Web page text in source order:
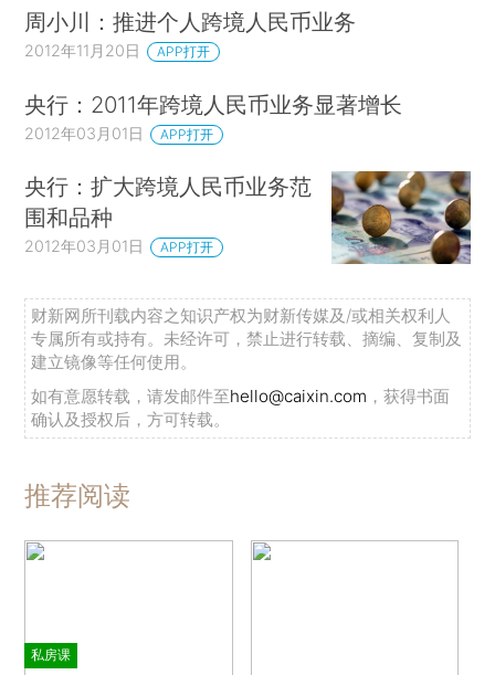
周小川：推进个人跨境人民币业务
2012年11月20日 APP打开
央行：2011年跨境人民币业务显著增长
2012年03月01日 APP打开
央行：扩大跨境人民币业务范
围和品种
2012年03月01日 APP打开
财新网所刊载内容之知识产权为财新传媒及/或相关权利人
专属所有或持有。未经许可，禁止进行转载、摘编、复制及
建立镜像等任何使用。
如有意愿转载，请发邮件至hello@caixin.com ，获得书面
确认及授权后，方可转载。
推荐阅读
私房课